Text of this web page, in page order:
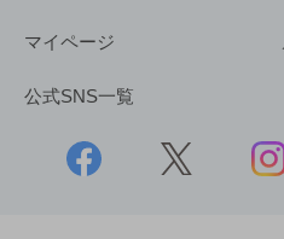
マイページ
公式SNS一覧